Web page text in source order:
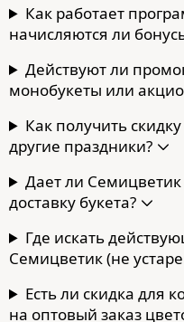
Как работает
начисляются ли
Действуют ли
монобукеты или
Как получить
другие праздники?
Дает ли
доставку букета?
Где искать
Семицветик (не
Есть ли скидка для
на оптовый заказ